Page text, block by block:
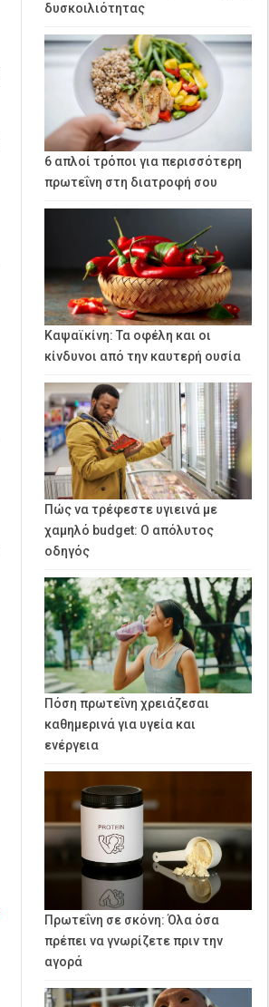
δυσκοιλιότητας
6 απλοί τρόποι για περισσότερη
πρωτεΐνη στη διατροφή σου
Καψαϊκίνη: Τα οφέλη και οι
κίνδυνοι από την καυτερή ουσία
Πώς να τρέφεστε υγιεινά με
χαμηλό budget: Ο απόλυτος
οδηγός
Πόση πρωτεΐνη χρειάζεσαι
καθημερινά για υγεία και
ενέργεια
Πρωτεΐνη σε σκόνη: Όλα όσα
πρέπει να γνωρίζετε πριν την
αγορά